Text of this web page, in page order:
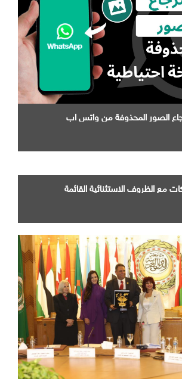
الصور المحذوفة من واتس اب
مع الظروف الاستثنائية القائمة